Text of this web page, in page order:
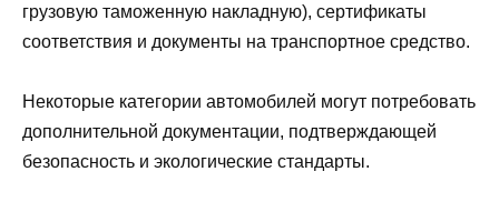
грузовую таможенную накладную), сертификаты
соответствия и документы на транспортное средство.
Некоторые категории автомобилей могут потребовать
дополнительной документации, подтверждающей
безопасность и экологические стандарты.